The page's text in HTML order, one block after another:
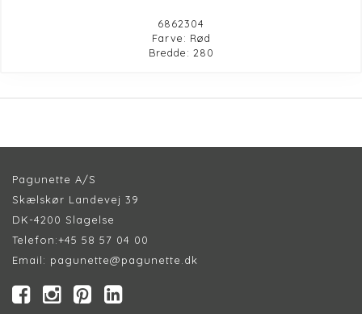
6862304
Farve: Rød
Bredde: 280
Pagunette A/S
Skælskør Landevej 39
DK-4200 Slagelse
Telefon:+45 58 57 04 00
Email: pagunette@pagunette.dk